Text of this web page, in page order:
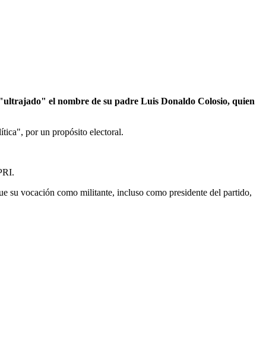
el nombre de su padre Luis Donaldo Colosio, quien
por un propósito electoral.
su vocación como militante, incluso como presidente del partido,